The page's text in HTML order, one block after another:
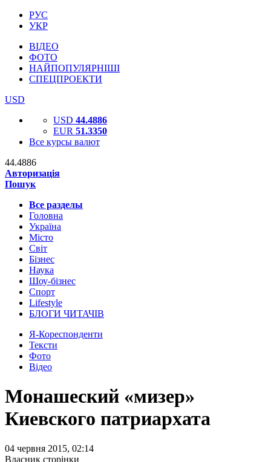
РУС
УКР
ВІДЕО
ФОТО
НАЙПОПУЛЯРНІШІ
СПЕЦПРОЕКТИ
USD
USD 44.4886
EUR 51.3350
Все курсы валют
44.4886
Авторизація
Пошук
Все разделы
Головна
Україна
Місто
Світ
Бізнес
Наука
Шоу-бізнес
Спорт
Lifestyle
БЛОГИ ЧИТАЧІВ
Я-Кореспонденти
Тексти
Фото
Відео
Монашеский «мизер»
Киевского патриархата
04 червня 2015, 02:14
Власник сторінки